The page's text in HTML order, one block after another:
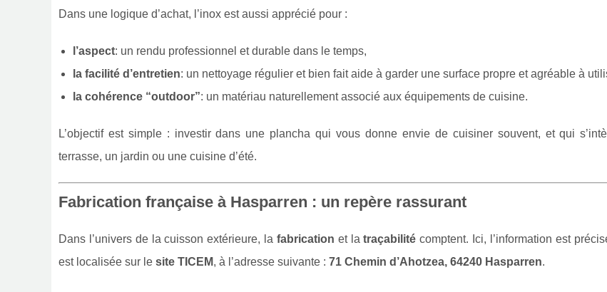
Dans une logique d’achat, l’inox est aussi apprécié pour :
l’aspect: un rendu professionnel et durable dans le temps,
la facilité d’entretien: un nettoyage régulier et bien fait aide à garder une surface propre et agréable à
la cohérence “outdoor”: un matériau naturellement associé aux équipements de cuisine.
L’objectif est simple : investir dans une plancha qui vous donne envie de cuisiner souvent, et qui
terrasse, un jardin ou une cuisine d’été.
Fabrication française à Hasparren : un repère rassurant
Dans l’univers de la cuisson extérieure, la fabrication et latraçabilité comptent. Ici, l’information est
est localisée sur le site TICEM, à l’adresse suivante : 71 Chemin d’Ahotzea, 64240 Hasparren.